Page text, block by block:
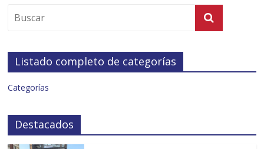
Listado completo de categorías
Categorías
Destacados